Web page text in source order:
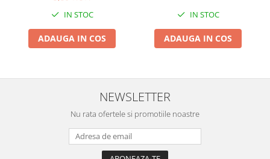
IN STOC
ADAUGA IN COS
IN STOC
ADAUGA IN COS
NEWSLETTER
Nu rata ofertele si promotiile noastre